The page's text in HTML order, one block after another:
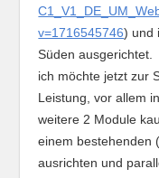
v=1716545746) und
Süden ausgerichtet.
ich möchte jetzt zur
Leistung, vor allem
weitere 2 Module
einem bestehenden
ausrichten und